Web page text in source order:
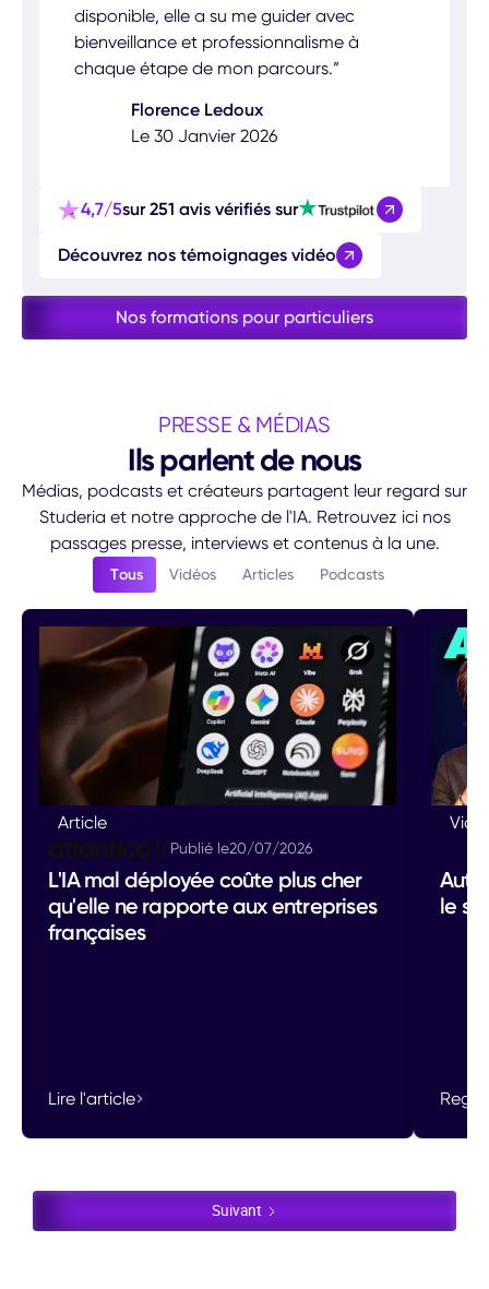
4,7/5sur 251 avis vérifiés sur
Découvrez nos témoignages vidéo
disponible, elle a su me guider avec
bienveillance et professionnalisme à
chaque étape de mon parcours.”
Florence Ledoux
Le 30 Janvier 2026
Nos formations pour particuliers
PRESSE & MÉDIAS
Ils parlent de nous
Médias, podcasts et créateurs partagent leur regard sur
Studeria et notre approche de l'IA. Retrouvez ici nos
passages presse, interviews et contenus à la une.
Tous Vidéos Articles Podcasts
Article
Publié le20/07/2026
L'IA mal déployée coûte plus cher
qu'elle ne rapporte aux entreprises
françaises
Lire l'article
le
Suivant